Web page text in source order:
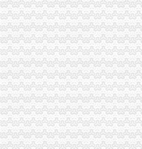
方正证券--走进方证--诚聘英才
未办理税务登记证法规-110网
*ST盛工：重大资产置换及发行股份购买
[上市]常发股份（002413）关于公司次
闸北区上海马戏城代理记账会计会计上
关于小孩上学【武进吧】_百度贴吧
3月22日常州市武进区礼嘉、洛片区畜禽
河南个体营业执照遗失登报税务登记证
常州礼嘉镇至上海浦区运输公司-中科商
《现金收费登记表》100篇第一文库网
企业注册登记从55个工作日缩减至2天
重庆儿童中心礼嘉院门楼空调系统维保